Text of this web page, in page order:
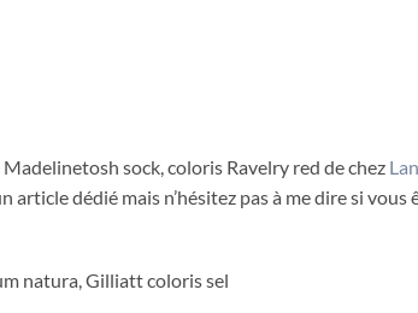
sock, coloris Ravelry red de chez
dédié mais n’hésitez pas à me dire si
natura, Gilliatt coloris sel